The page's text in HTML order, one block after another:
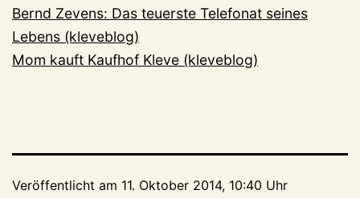
Bernd Zevens: Das teuerste Telefonat seines
Lebens (kleveblog)
Mom kauft Kaufhof Kleve (kleveblog)
Veröffentlicht am 11. Oktober 2014, 10:40 Uhr